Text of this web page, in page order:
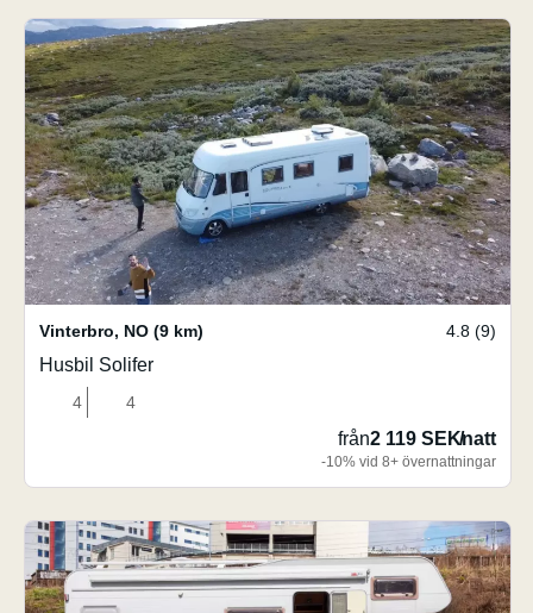
Vinterbro, NO (9 km) 4.8 (9)
Husbil Solifer
4 4
från2 119 SEK/natt
-10% vid 8+ övernattningar